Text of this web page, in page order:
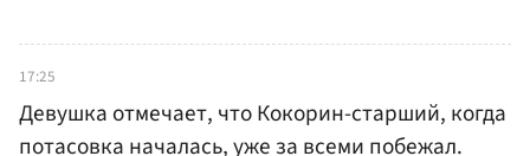
17:25
Девушка отмечает, что Кокорин-старший, когда
потасовка началась, уже за всеми побежал.